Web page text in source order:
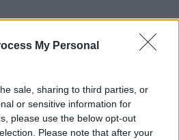
My Personal
sale, sharing to third parties, or
or sensitive information for
please use the below opt-out
Please note that after your